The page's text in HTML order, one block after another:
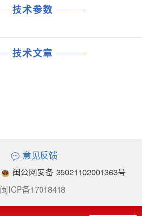
技术参数
技术文章
意见反馈
闽公网安备 35021102001363号
闽ICP备17018418